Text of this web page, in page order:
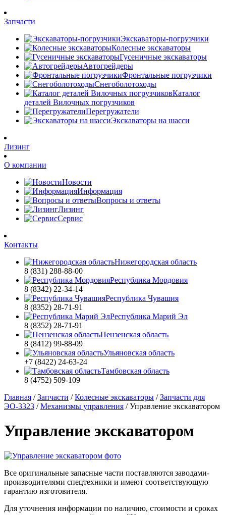
Запчасти
Экскаваторы-погрузчики
Колесные экскаваторы
Гусеничные экскаваторы
Автогрейдеры
Фронтальные погрузчики
Снегоболотоходы
Каталог
деталей Вилочных погрузчиков
Перегружатели
Экскаваторы на шасси
Лизинг
О компании
Новости
Информация
Вопросы и ответы
Лизинг
Сервис
Контакты
Нижегородская область
8 (831) 288-88-00
Республика Мордовия
8 (8342) 22-34-14
Республика Чувашия
8 (8352) 28-71-91
Республика Марий Эл
8 (8352) 28-71-91
Пензенская область
8 (8412) 99-88-09
Ульяновская область
+7 (8422) 24-63-24
Тамбовская область
8 (4752) 509-109
Главная /Запчасти /Колесные экскаваторы /Запчасти для
ЭО-3323 /Механизмы управления /Управление экскаватором
Управление экскаватором
Все оригинальные запасные части поставляются заводами-
производителями спецтехники и имеют соответствующую
гарантию изготовителя.
Для уточнения информации по наличию, стоимости и сроках